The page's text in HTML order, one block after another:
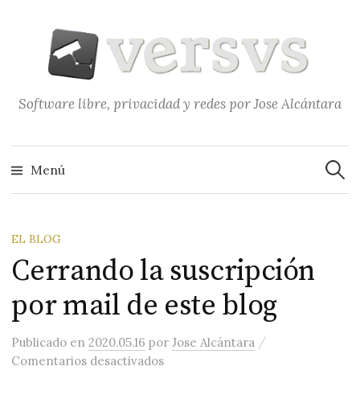
contenido
Software libre, privacidad y redes por Jose Alcántara
Menú
EL BLOG
Cerrando la suscripción
por mail de este blog
Publicado en2020.05.16 porJose Alcántara /
Comentarios desactivadosen Cerrando la suscripción por